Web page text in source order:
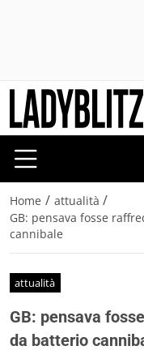
Home / attualità /
GB: pensava fosse
cannibale
attualità
GB: pensava
da batterio